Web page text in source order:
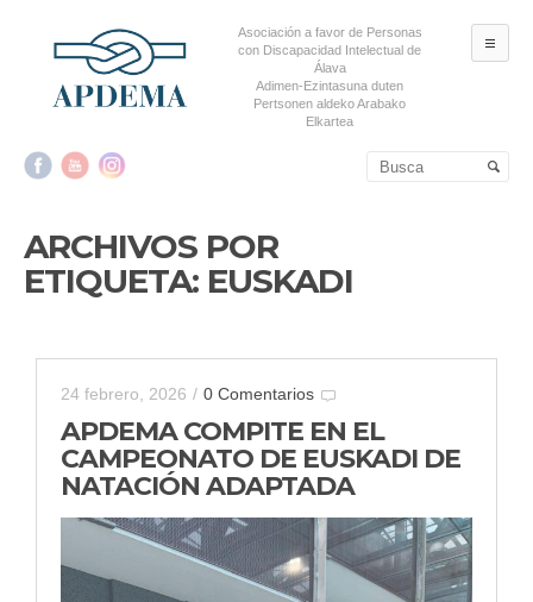
Asociación a favor de Personas
con Discapacidad Intelectual de
Álava
Adimen-Ezintasuna duten
Pertsonen aldeko Arabako
Elkartea
secundario
ARCHIVOS POR
ETIQUETA: EUSKADI
24 febrero, 2026 / 0 Comentarios
APDEMA COMPITE EN EL
CAMPEONATO DE EUSKADI DE
NATACIÓN ADAPTADA